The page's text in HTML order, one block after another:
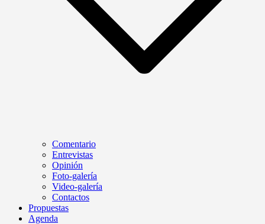
Comentario
Entrevistas
Opinión
Foto-galería
Video-galería
Contactos
Propuestas
Agenda